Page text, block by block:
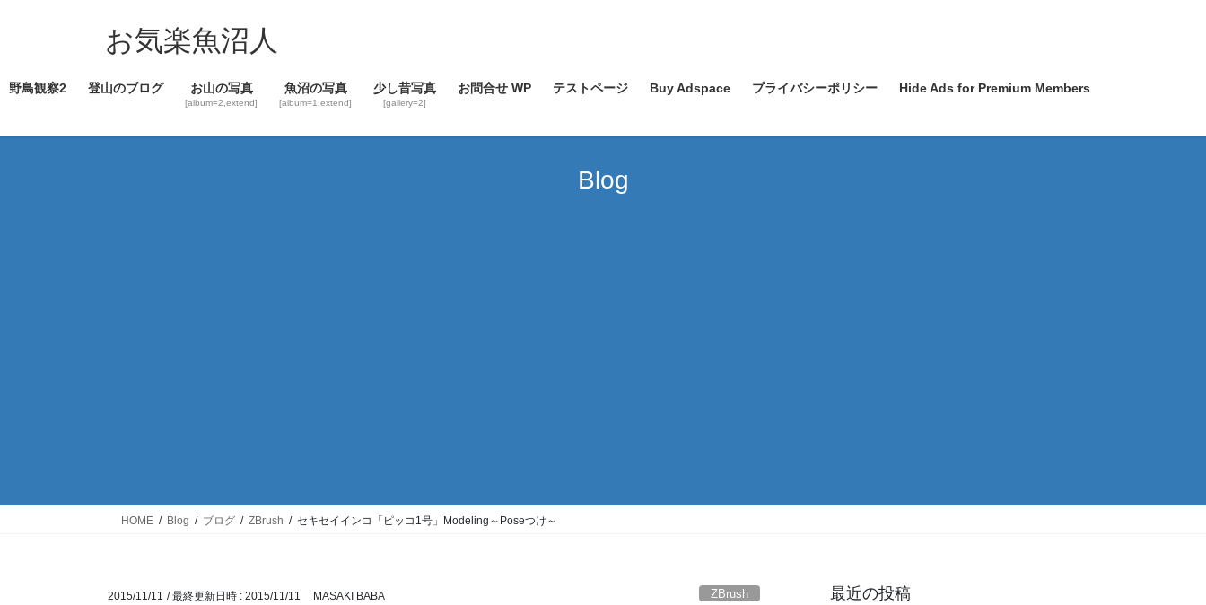
ツ
ス
シ
ン
お気楽魚沼人
野鳥観察2 登山のブログ お山の写真
[album=2,extend]
魚沼の写真
[album=1,extend]
少し昔写真
[gallery=2]
お問合せ WP テストページ Buy Adspace プライバシーポリシー Hide Ads for Premium Members
Blog
HOME Blog ブログ ZBrush セキセイインコ「ピッコ1号」Modeling～Poseつけ～
2015/11/11 / 最終更新日時 : 2015/11/11 MASAKI BABA ZBrush 最近の投稿